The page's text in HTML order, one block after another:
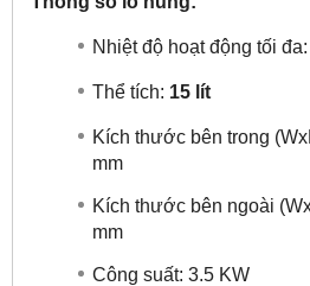
Nhiệt độ hoạt động tối đa:
Thể tích: 15 lít
Kích thước bên trong
mm
Kích thước bên ngoài
mm
Công suất: 3.5 KW